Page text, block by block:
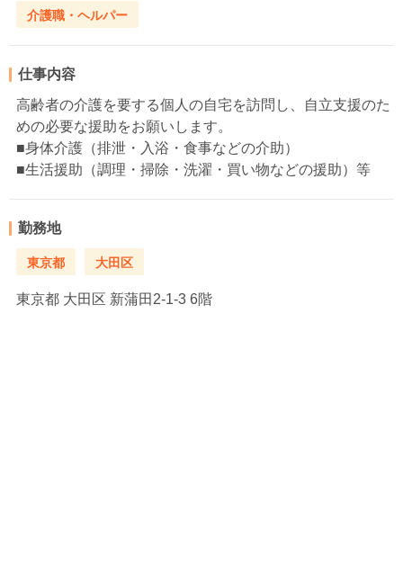
介護職・ヘルパー
仕事内容
高齢者の介護を要する個人の自宅を訪問し、自立支援のた
めの必要な援助をお願いします。
■身体介護（排泄・入浴・食事などの介助）
■生活援助（調理・掃除・洗濯・買い物などの援助）等
勤務地
東京都 大田区
東京都 大田区 新蒲田2-1-3 6階